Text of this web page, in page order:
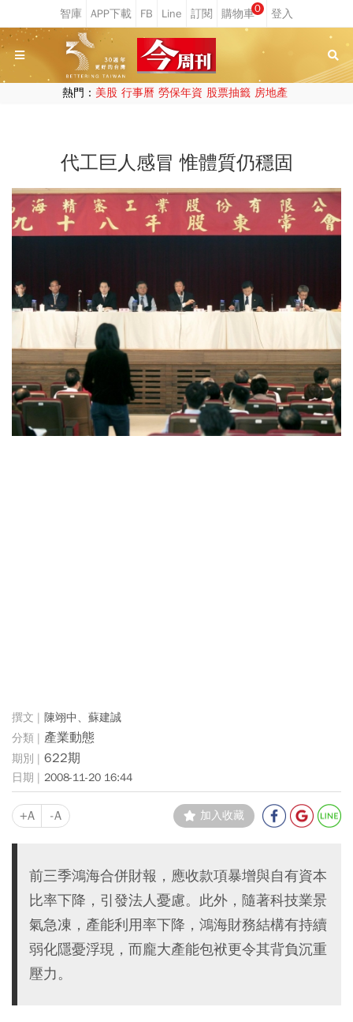
0
熱門： 美股 行事曆 勞保年資 股票抽籤 房地產
代工巨人感冒 惟體質仍穩固
陳翊中、蘇建誠
產業動態
622期
2008-11-20 16:44
+A -A 加入收藏
前三季鴻海合併財報，應收款項暴增與自有資本
比率下降，引發法人憂慮。此外，隨著科技業景
氣急凍，產能利用率下降，鴻海財務結構有持續
弱化隱憂浮現，而龐大產能包袱更令其背負沉重
壓力。